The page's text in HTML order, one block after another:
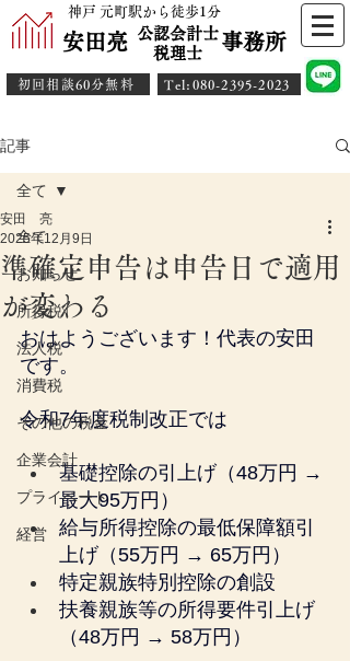
神戸 元町駅から徒歩1分
安田亮 事務所
公認会計士
​税理士
初回相談60分無料 ​Tel:080-2395-2023
記事
全て
お知らせ
所得税
法人税
消費税
その他の税金
企業会計
プライベート
経営
全て
準確定申告は申告日で適用
が変わる
安田 亮
2025年12月9日
おはようございます！代表の安田
です。
令和7年度税制改正では
基礎控除の引上げ（48万円 →
最大95万円）
給与所得控除の最低保障額引
上げ（55万円 → 65万円）
特定親族特別控除の創設
扶養親族等の所得要件引上げ
（48万円 → 58万円）